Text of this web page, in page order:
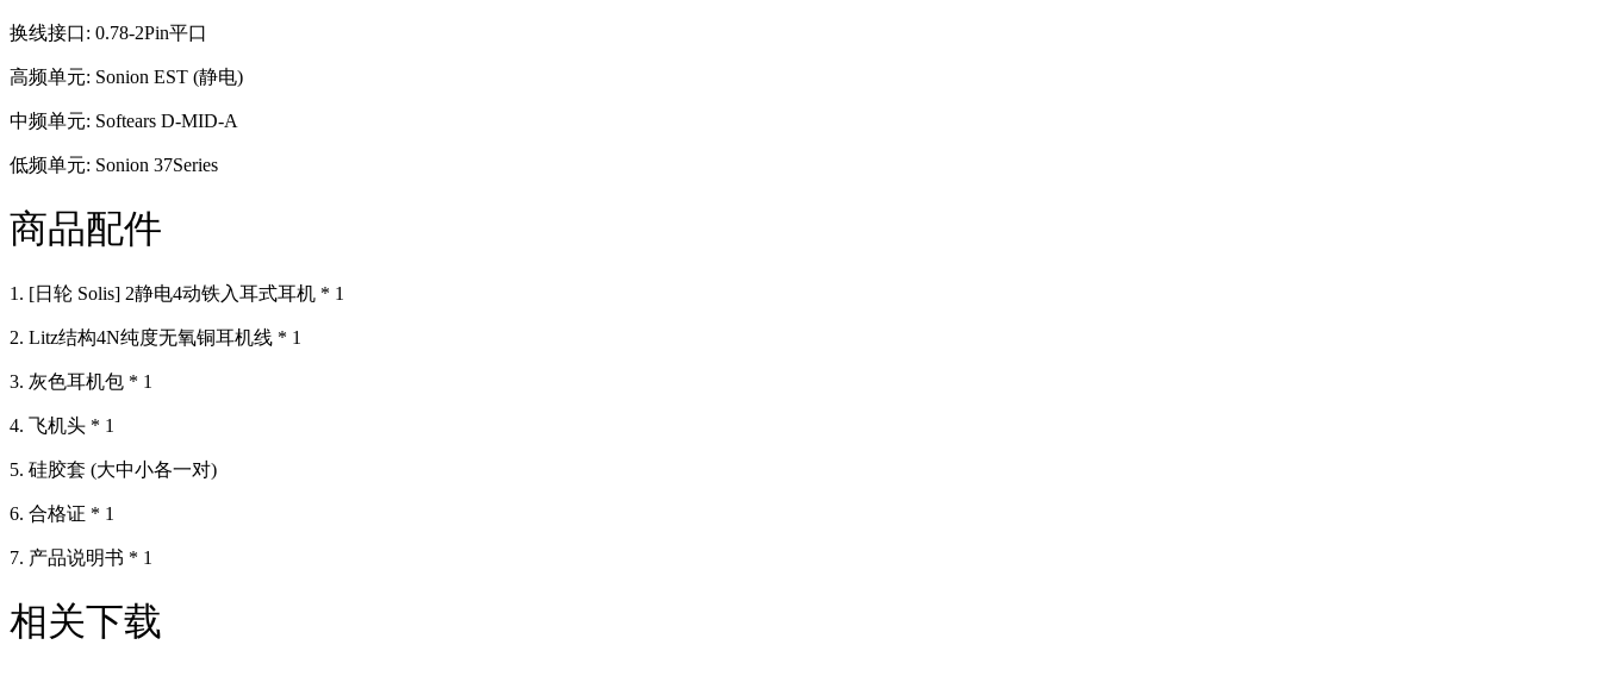
换线接口: 0.78-2Pin平口
高频单元: Sonion EST (静电)
中频单元: Softears D-MID-A
低频单元: Sonion 37Series
商品配件
1. [日轮 Solis] 2静电4动铁入耳式耳机 * 1
2. Litz结构4N纯度无氧铜耳机线 * 1
3. 灰色耳机包 * 1
4. 飞机头 * 1
5. 硅胶套 (大中小各一对)
6. 合格证 * 1
7. 产品说明书 * 1
相关下载